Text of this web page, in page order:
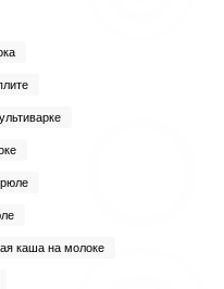
каша на молоке